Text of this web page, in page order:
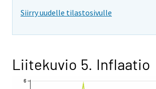
Siirry uudelle tilastosivulle
Liitekuvio 5. Inflaatio